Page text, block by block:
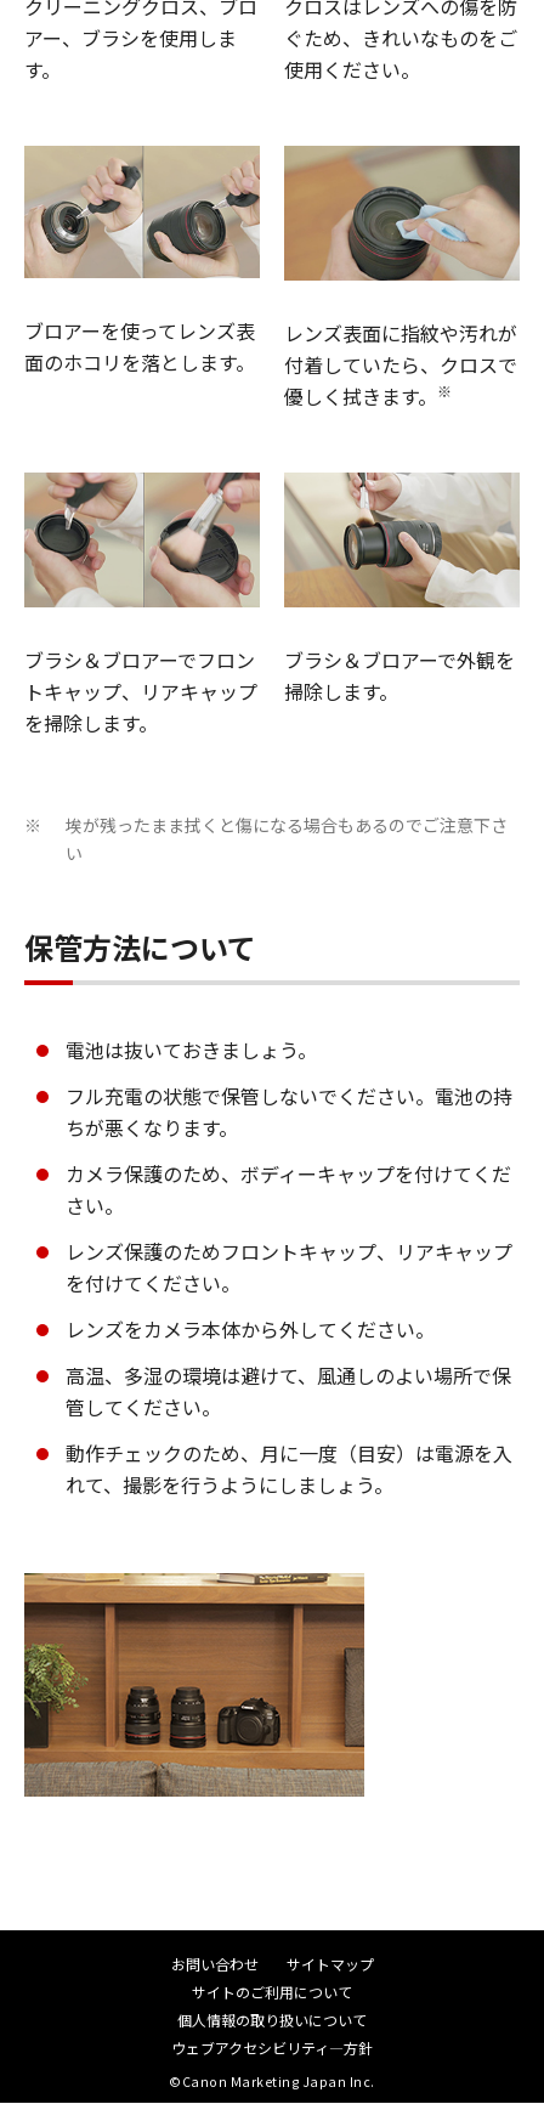
クリーニングクロス、ブロ
アー、ブラシを使用しま
す。
クロスはレンズへの傷を防
ぐため、きれいなものをご
使用ください。
ブロアーを使ってレンズ表
面のホコリを落とします。
レンズ表面に指紋や汚れが
付着していたら、クロスで
優しく拭きます。
※
ブラシ＆ブロアーでフロン
トキャップ、リアキャップ
を掃除します。
ブラシ＆ブロアーで外観を
掃除します。
※
埃が残ったまま拭くと傷になる場合もあるのでご注意下さ
い
保管方法について
電池は抜いておきましょう。
フル充電の状態で保管しないでください。電池の持
ちが悪くなります。
カメラ保護のため、ボディーキャップを付けてくだ
さい。
レンズ保護のためフロントキャップ、リアキャップ
を付けてください。
レンズをカメラ本体から外してください。
高温、多湿の環境は避けて、風通しのよい場所で保
管してください。
動作チェックのため、月に一度（目安）は電源を入
れて、撮影を行うようにしましょう。
お問い合わせ
サイトマップ
サイトのご利用について
個人情報の取り扱いについて
ウェブアクセシビリティ―方針
©Canon Marketing Japan Inc.